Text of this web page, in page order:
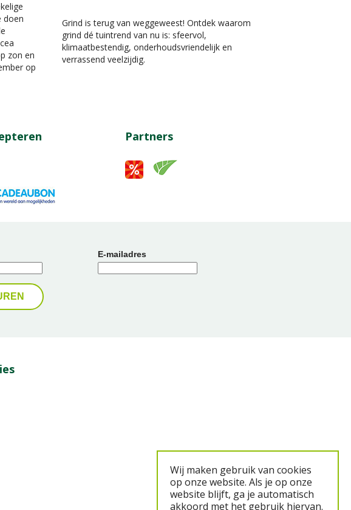
doen
zon en
op
Grind is terug van weggeweest! Ontdek waarom
grind dé tuintrend van nu is: sfeervol,
klimaatbestendig, onderhoudsvriendelijk en
verrassend veelzijdig.
Partners
E-mailadres
Wij maken gebruik van cookies
op onze website. Als je op onze
website blijft, ga je automatisch
akkoord met het gebruik hiervan.